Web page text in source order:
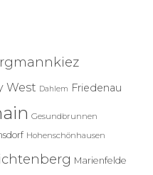
West Dahlem Friedenau
Gesundbrunnen
Hohenschönhausen
Marienfelde